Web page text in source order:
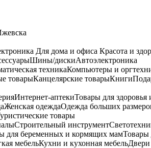
Для дома и офиса Красота и
Шины/дискиАвтоэлектроника
техникаКомпьютеры и
товарыКанцелярские товарыКниги
Интернет-аптекиТовары для
Женская одеждаОдежда больших
товары
Строительный инструмент
для беременных и кормящих мамТовары
мебельКухни и кухонная мебельДвери